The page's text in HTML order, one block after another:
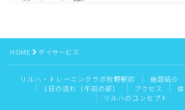
リルハのコンセプト
HOME デイサービス
リルハ・トレーニングラボ牧野駅前 施設紹介
1日の流れ（午前の部）
アクセス
リルハのコンセプト